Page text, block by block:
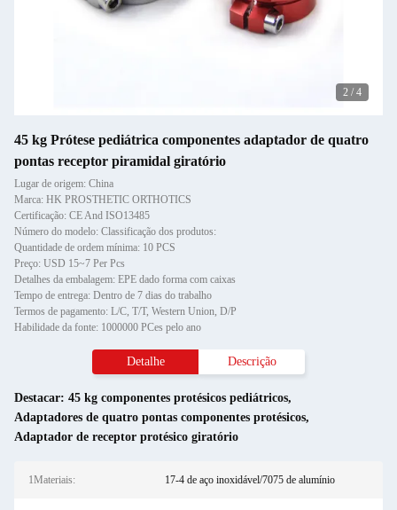
2 / 4
45 kg Prótese pediátrica componentes adaptador de quatro
pontas receptor piramidal giratório
Lugar de origem: China
Marca: HK PROSTHETIC ORTHOTICS
Certificação: CE And ISO13485
Número do modelo: Classificação dos produtos:
Quantidade de ordem mínima: 10 PCS
Preço: USD 15~7 Per Pcs
Detalhes da embalagem: EPE dado forma com caixas
Tempo de entrega: Dentro de 7 dias do trabalho
Termos de pagamento: L/C, T/T, Western Union, D/P
Habilidade da fonte: 1000000 PCes pelo ano
Detalhe Descrição
Destacar: 45 kg componentes protésicos pediátricos,
Adaptadores de quatro pontas componentes protésicos,
Adaptador de receptor protésico giratório
1Materiais: 17-4 de aço inoxidável/7075 de alumínio